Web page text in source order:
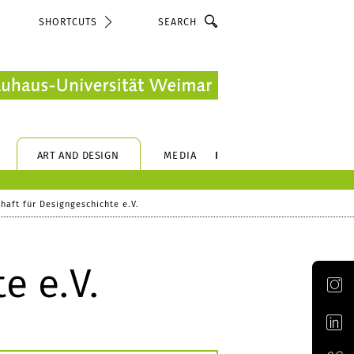
SHORTCUTS
ART AND DESIGN MEDIA
für Designgeschichte e.V.
e.V.